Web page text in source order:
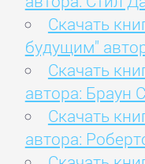
Скачать
будущим"
Скачать
автора: Браун
Скачать
автора: